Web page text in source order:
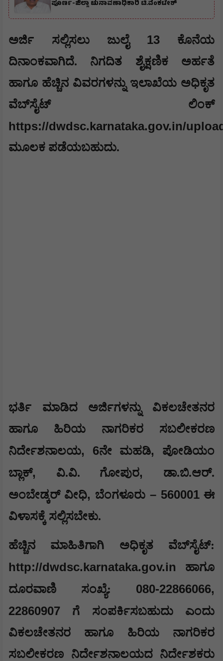
ಪೂರ್ಣ-ಜಿಲ್ಲಾ ಚುನಾವಣಾಧಿಕಾರಿ ಟಿ.ವೆಂಕಟೇಶ್
ಅರ್ಜಿ ಸಲ್ಲಿಸಲು ಜುಲೈ 13ಕೊನೆಯ
ದಿನಾಂಕವಾಗಿದೆ. ನಿಗದಿತ ಶೈಕ್ಷಣಿಕ ಅರ್ಹತೆ
ಹಾಗೂ ಹೆಚ್ಚಿನ ವಿವರಗಳನ್ನು ಇಲಾಖೆಯ ಅಧಿಕೃತ
ವೆಬ್‍ಸೈಟ್ ಲಿಂಕ್
https://dwdsc.karnataka.gov.in/
ಮೂಲಕ ಪಡೆಯಬಹುದು.
ಭರ್ತಿ ಮಾಡಿದ ಅರ್ಜಿಗಳನ್ನು ವಿಕಲಚೇತನರ
ಹಾಗೂ ಹಿರಿಯ ನಾಗರಿಕರ ಸಬಲೀಕರಣ
ನಿರ್ದೇಶನಾಲಯ, 6ನೇ ಮಹಡಿ, ಪೋಡಿಯಂ
ಬ್ಲಾಕ್, ವಿ.ವಿ. ಗೋಪುರ, ಡಾ.ಬಿ.ಆರ್.
ಅಂಬೇಡ್ಕರ್ ವೀಧಿ, ಬೆಂಗಳೂರು – 560001ಈ
ವಿಳಾಸಕ್ಕೆ ಸಲ್ಲಿಸಬೇಕು.
ಹೆಚ್ಚಿನ ಮಾಹಿತಿಗಾಗಿ ಅಧಿಕೃತ ವೆಬ್‍ಸೈಟ್:
http://dwdsc.karnataka.gov.in ಹಾಗೂ
ದೂರವಾಣಿ ಸಂಖ್ಯೆ: 080-22866066,
22860907 ಗೆ ಸಂಪರ್ಕಿಸಬಹುದು ಎಂದು
ವಿಕಲಚೇತನರ ಹಾಗೂ ಹಿರಿಯ ನಾಗರಿಕರ
ಸಬಲೀಕರಣ ನಿರ್ದೇಶನಾಲಯದ ನಿರ್ದೇಶಕರು